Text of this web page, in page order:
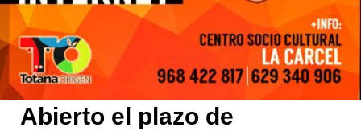
Abierto el plazo de